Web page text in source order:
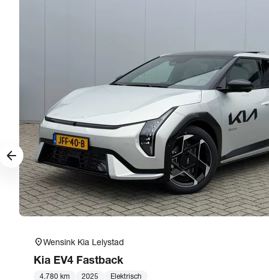
location_onWensink Kia Lelystad
Kia EV4 Fastback
4.780 km 2025 Elektrisch
arrow_forward